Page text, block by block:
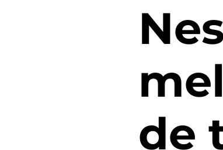
de